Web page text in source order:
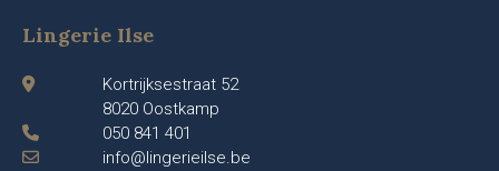
Lingerie Ilse
Kortrijksestraat 52
8020 Oostkamp
050 841 401
info@lingerieilse.be